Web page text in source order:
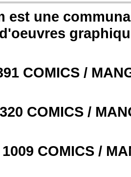
est une
COMICS /
COMICS /
COMICS /